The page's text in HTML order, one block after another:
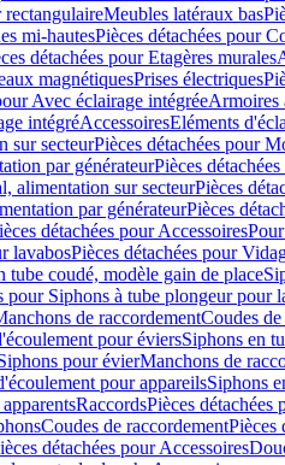
rectangulaireMeubles latéraux bas
mi-hautesPièces détachées pour
détachées pour Etagères murales
magnétiquesPrises électriques
Avec éclairage intégréeArmoires
intégréAccessoiresEléments
sur secteurPièces détachées pour
par générateurPièces
alimentation sur secteurPièces
par générateurPièces
détachées pour Accessoires
lavabosPièces détachées pour
tube coudé, modèle gain de place
pour Siphons à tube plongeur pour
de raccordementCoudes
pour éviersSiphons en
pour évierManchons de
pour appareilsSiphons
RaccordsPièces détachées
Coudes de raccordementPièces
détachées pour Accessoires